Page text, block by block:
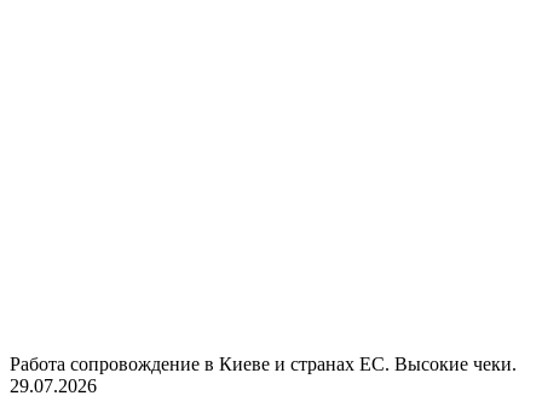
Работа сопровождение в Киеве и странах ЕС. Высокие чеки.
29.07.2026